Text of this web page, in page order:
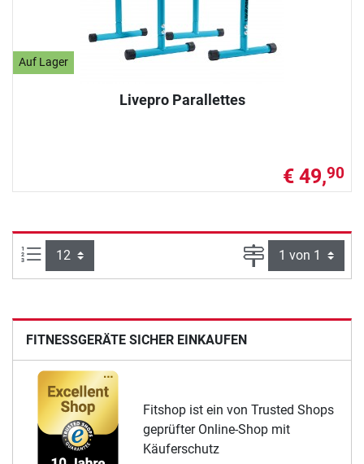
Auf Lager
Livepro Parallettes
€ 49,90
Artikel pro Seite: Seite
FITNESSGERÄTE SICHER EINKAUFEN
Fitshop ist ein von Trusted Shops
geprüfter Online-Shop mit
Käuferschutz